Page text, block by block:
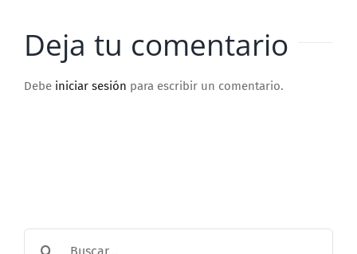
Deja tu comentario
Debe iniciar sesión para escribir un comentario.